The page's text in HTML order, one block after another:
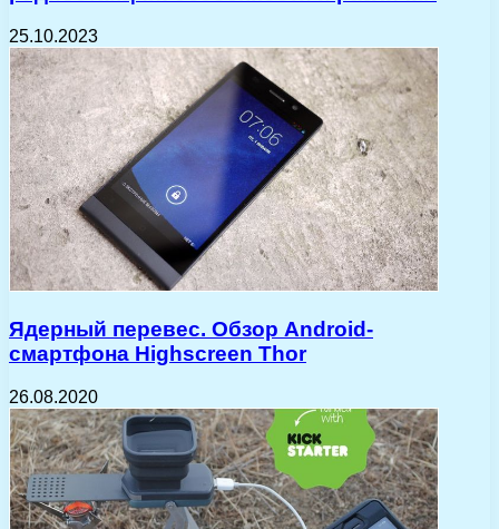
25.10.2023
Ядерный перевес. Обзор Android-
смартфона Highscreen Thor
26.08.2020